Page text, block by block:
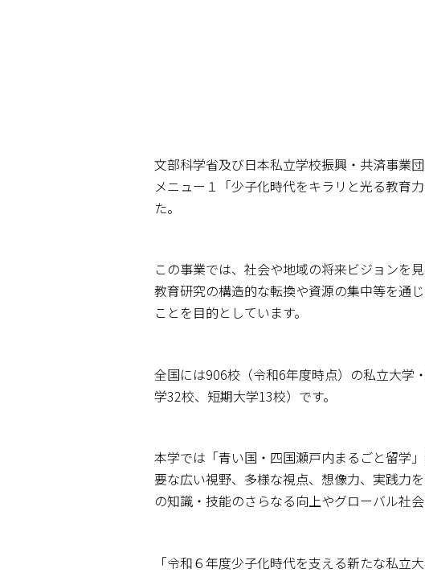
文部科学省及び日本私立学校振興・共済事業
メニュー１「少子化時代をキラリと光る教育
た。
この事業では、社会や地域の将来ビジョンを
教育研究の構造的な転換や資源の集中等を通
ことを目的としています。
全国には906校（令和6年度時点）の私立大学
学32校、短期大学13校）です。
本学では「青い国・四国瀬戸内まるごと留学
要な広い視野、多様な視点、想像力、実践力
の知識・技能のさらなる向上やグローバル社
「令和６年度少子化時代を支える新たな私立